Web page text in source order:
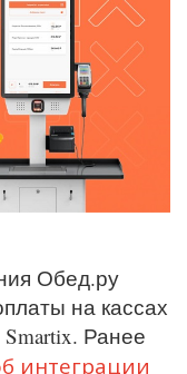
Обед.ру
на кассах
Ранее
интеграции